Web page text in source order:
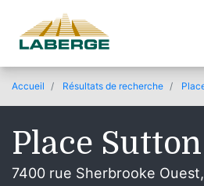
Accueil Résultats de recherche
Place Sutton
7400 rue Sherbrooke